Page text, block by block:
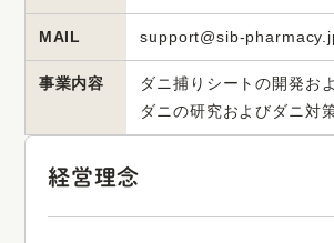
国内のダニ研究を行っている第三者機関
増殖抑制試験・這い出し試験を行ってお
ダニ対策効果が確認できております。
ダニが誘引され始めます。
効果は約3ヶ月間持続します。
MAIL support@sib-
事業内容
ダニ捕りシートの開発お
ダニの研究およびダニ対
経営理念